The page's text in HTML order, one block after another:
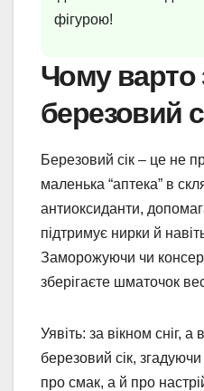
фігурою!
Чому варто
березовий
Березовий сік – це не
маленька “аптека” в
антиоксиданти,
підтримує нирки й
Заморожуючи чи
зберігаєте шматочок
Уявіть: за вікном сніг,
березовий сік,
про смак, а й про